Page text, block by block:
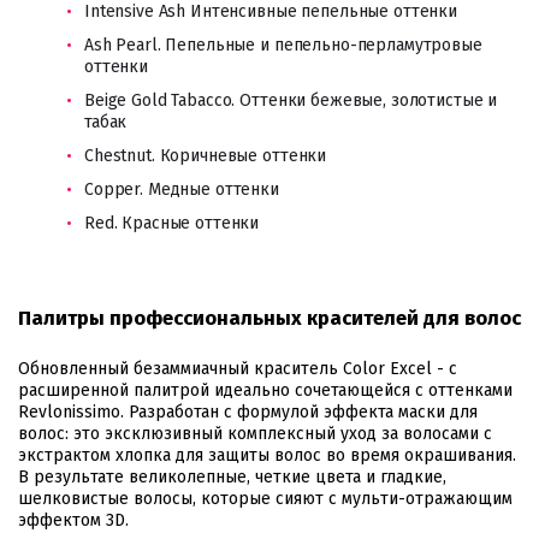
Intensive Ash Интенсивные пепельные оттенки
Ash Pearl. Пепельные и пепельно-перламутровые
оттенки
Beige Gold Tabacco. Оттенки бежевые, золотистые и
табак
Chestnut. Коричневые оттенки
Copper. Медные оттенки
Red. Красные оттенки
Палитры профессиональных красителей для волос
Обновленный безаммиачный краситель Color Excel - с
расширенной палитрой идеально сочетающейся с оттенками
Revlonissimo. Разработан с формулой эффекта маски для
волос: это эксклюзивный комплексный уход за волосами с
экстрактом хлопка для защиты волос во время окрашивания.
В результате великолепные, четкие цвета и гладкие,
шелковистые волосы, которые сияют с мульти-отражающим
эффектом 3D.